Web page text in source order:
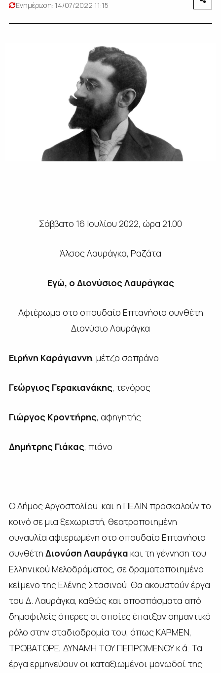
Ενημέρωση: 14/07/2022 11:15
Σάββατο 16 Ιουλίου 2022, ώρα 21.00
Άλσος Λαυράγκα, Ραζάτα
Εγώ, ο Διονύσιος Λαυράγκας
Αφιέρωμα στο σπουδαίο Επτανήσιο συνθέτη
Διονύσιο Λαυράγκα
Ειρήνη Καράγιαννη, μέτζο σοπράνο
Γεώργιος Γερακιανάκης, τενόρος
Γιώργος Κροντήρης, αφηγητής
Δημήτρης Γιάκας, πιάνο
Ο Δήμος Αργοστολίου και η ΠΕΔΙΝ προσκαλούν το
κοινό σε μια ξεχωριστή, θεατροποιημένη
συναυλία αφιερωμένη στο σπουδαίο Επτανήσιο
συνθέτη Διονύση Λαυράγκα και τη γέννηση του
Ελληνικού Μελοδράματος, σε δραματοποιημένο
κείμενο της Ελένης Στασινού. Θα ακουστούν έργα
του Δ. Λαυράγκα, καθώς και αποσπάσματα από
δημοφιλείς όπερες οι οποίες έπαιξαν σημαντικό
ρόλο στην σταδιοδρομία του, όπως ΚΑΡΜΕΝ,
ΤΡΟΒΑΤΟΡΕ, ΔΥΝΑΜΗ ΤΟΥ ΠΕΠΡΩΜΕΝΟΥ κ.ά. Τα
έργα ερμηνεύουν οι καταξιωμένοι μονωδοί της